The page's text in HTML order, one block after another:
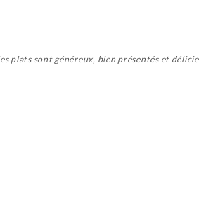
plats sont généreux, bien présentés et